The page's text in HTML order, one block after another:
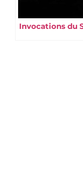
Invocations du